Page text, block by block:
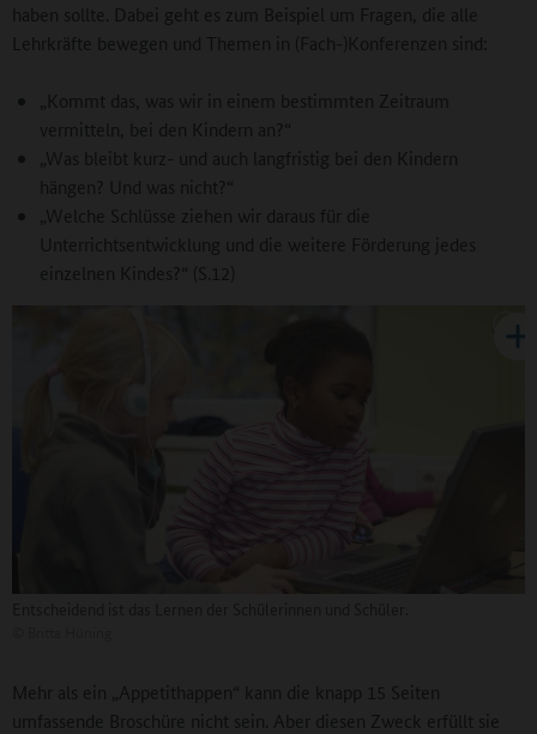
haben sollte. Dabei geht es zum Beispiel um Fragen, die alle
Lehrkräfte bewegen und Themen in (Fach-)Konferenzen sind:
„Kommt das, was wir in einem bestimmten Zeitraum
vermitteln, bei den Kindern an?“
„Was bleibt kurz- und auch langfristig bei den Kindern
hängen? Und was nicht?“
„Welche Schlüsse ziehen wir daraus für die
Unterrichtsentwicklung und die weitere Förderung jedes
einzelnen Kindes?“ (S.12)
Mehr als ein „Appetithappen“ kann die knapp 15 Seiten
umfassende Broschüre nicht sein. Aber diesen Zweck erfüllt sie